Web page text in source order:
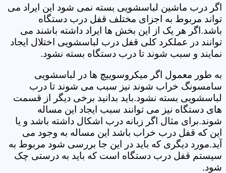
اگر درب ماشین لباسشویی بسته نمی شود این ایراد می
تواند مربوط به اجزای مختلف قفل درب دستگاه
باشد.اگر هر یک از این بخش ها ایراد داشته باشند می
توانند در عملکرد کلی قفل درب لباسشویی اختلال ایجاد
نمایند و سبب شوند تا درب دستگاه بسته نشود.
به طور معمول اگر میکروسوییچ ها در لباسشویی
سامسونگ خراب شوند نیز سبب می شوند تا درب
لباسشویی بسته نشود.باید بدانید برخی دیگر از قسمت
های دستگاه نیز می توانند سبب ایجاد این مساله
شوند.برای مثال اگر زبانه درب اشکال داشته باشد و یا
این که قفل درب خراب باشد این مساله به وجود می
آید.مورد دیگری که باید در این جا بررسی شود مربوط به
سیستم قفل درب دستگاه است که باید به درستی چک
شود.